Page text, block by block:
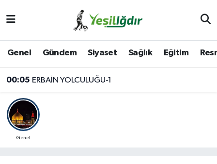
Genel Gündem Siyaset Sağlık Eğitim
00:05 ERBAİN YOLCULUĞU-1
Genel
Iğdır Trafik Yoğunluk Haritası
Süper Lig Puan Durumu ve Fikstür